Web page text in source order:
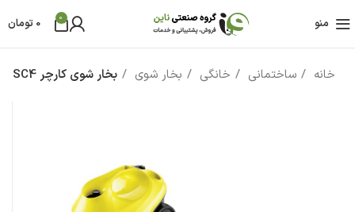
منو 0
0 تومان
خانه ساختمانی خانگی بخار شوی بخار شوی کارچر SC4